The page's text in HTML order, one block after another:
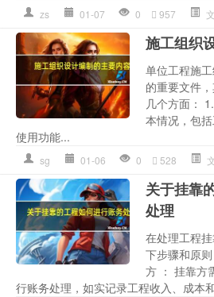
zs 01-07 0 957
施工组织
单位工程施
的重要文件
几个方面：
本情况，包括
使用功能...
sg 01-06 0 528
关于挂靠
处理
在处理工程
下步骤和原
方 ： 挂靠方
行账务处理，如实记录工程收入、成本